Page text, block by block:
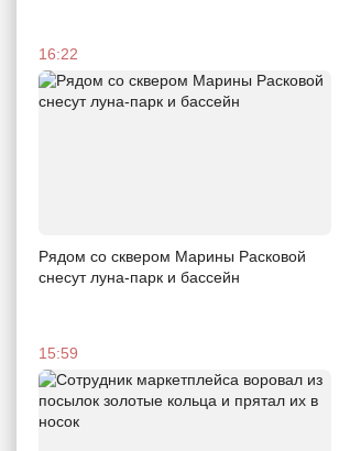
16:22
Рядом со сквером Марины Расковой
снесут луна-парк и бассейн
15:59